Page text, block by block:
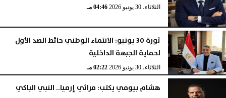
الثلاثاء، 30 يونيو 2026 04:46 مـ
ثورة 30 يونيو: الانتماء الوطني حائط الصد الأول
لحماية الجبهة الداخلية
الثلاثاء، 30 يونيو 2026 02:22 مـ
هشام بيومي يكتب: مراثي إرميا.. النبي الباكي